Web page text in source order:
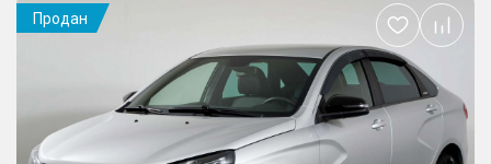
Продан
Добавить
в
избранное